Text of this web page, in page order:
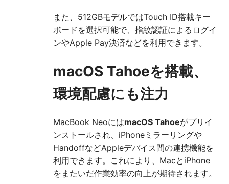
また、512GBモデルではTouch ID搭載キー
ボードを選択可能で、指紋認証によるログイ
ンやApple Pay決済などを利用できます。
macOS Tahoeを搭載、
環境配慮にも注力
MacBook NeoにはmacOS Tahoeがプリイ
ンストールされ、iPhoneミラーリングや
HandoffなどAppleデバイス間の連携機能を
利用できます。これにより、MacとiPhone
をまたいだ作業効率の向上が期待されます。